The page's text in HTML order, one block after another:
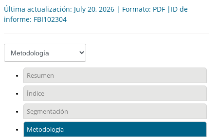
Última actualización: July 20, 2026 | Formato: PDF |ID de
informe: FBI102304
Resumen
Índice
Segmentación
Metodología